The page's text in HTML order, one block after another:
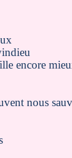
encore
nous